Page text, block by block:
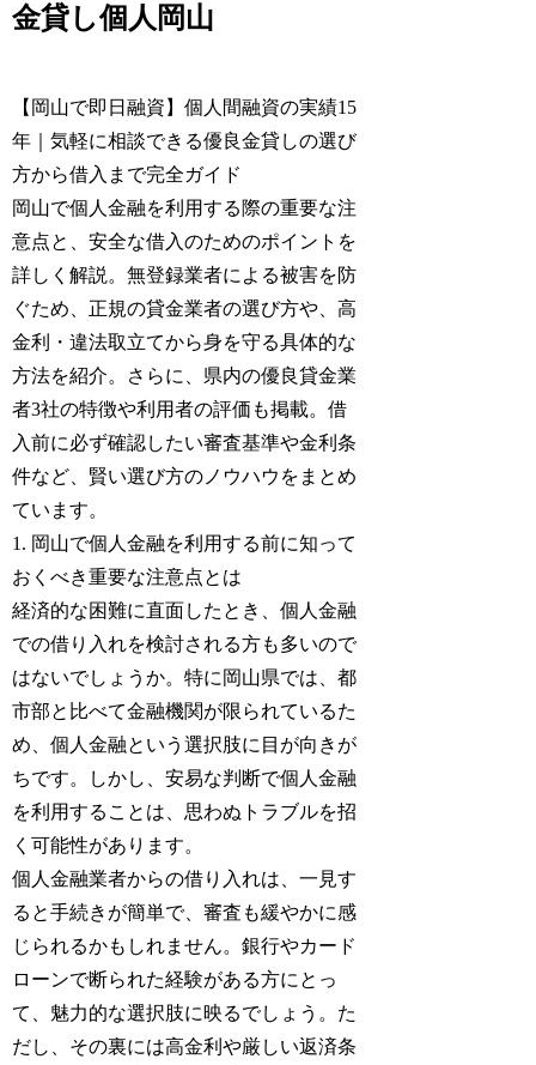
金貸し個人岡山
【岡山で即日融資】個人間融資の実績15
年｜気軽に相談できる優良金貸しの選び
方から借入まで完全ガイド
岡山で個人金融を利用する際の重要な注
意点と、安全な借入のためのポイントを
詳しく解説。無登録業者による被害を防
ぐため、正規の貸金業者の選び方や、高
金利・違法取立てから身を守る具体的な
方法を紹介。さらに、県内の優良貸金業
者3社の特徴や利用者の評価も掲載。借
入前に必ず確認したい審査基準や金利条
件など、賢い選び方のノウハウをまとめ
ています。
1. 岡山で個人金融を利用する前に知って
おくべき重要な注意点とは
経済的な困難に直面したとき、個人金融
での借り入れを検討される方も多いので
はないでしょうか。特に岡山県では、都
市部と比べて金融機関が限られているた
め、個人金融という選択肢に目が向きが
ちです。しかし、安易な判断で個人金融
を利用することは、思わぬトラブルを招
く可能性があります。
個人金融業者からの借り入れは、一見す
ると手続きが簡単で、審査も緩やかに感
じられるかもしれません。銀行やカード
ローンで断られた経験がある方にとっ
て、魅力的な選択肢に映るでしょう。た
だし、その裏には高金利や厳しい返済条